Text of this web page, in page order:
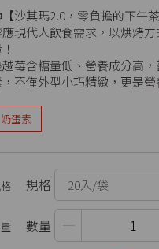
沙其瑪2.0，零負擔的下午
應現代人飲食需求，以烘烤
越莓含糖量低、營養成分高
，不僅外型小巧精緻，更是
奶蛋素
規格
數量